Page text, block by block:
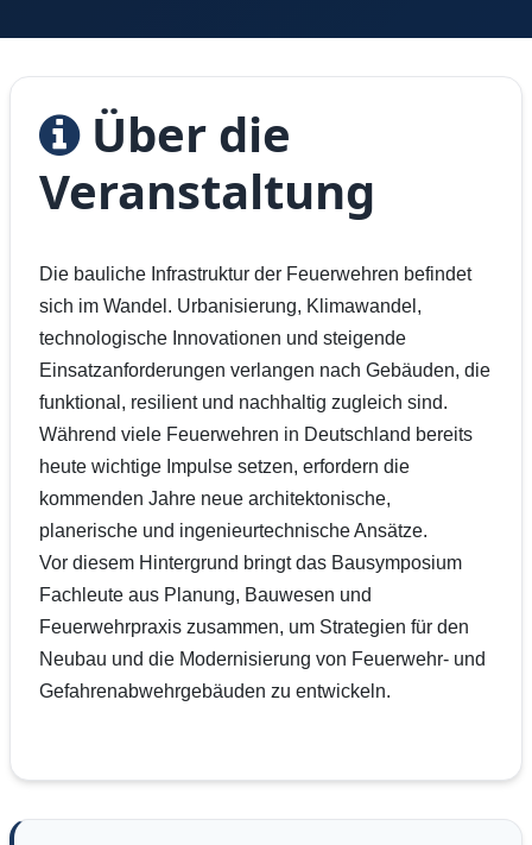
Über die
Veranstaltung
Die bauliche Infrastruktur der Feuerwehren befindet
sich im Wandel. Urbanisierung, Klimawandel,
technologische Innovationen und steigende
Einsatzanforderungen verlangen nach Gebäuden, die
funktional, resilient und nachhaltig zugleich sind.
Während viele Feuerwehren in Deutschland bereits
heute wichtige Impulse setzen, erfordern die
kommenden Jahre neue architektonische,
planerische und ingenieurtechnische Ansätze.
Vor diesem Hintergrund bringt das Bausymposium
Fachleute aus Planung, Bauwesen und
Feuerwehrpraxis zusammen, um Strategien für den
Neubau und die Modernisierung von Feuerwehr- und
Gefahrenabwehrgebäuden zu entwickeln.